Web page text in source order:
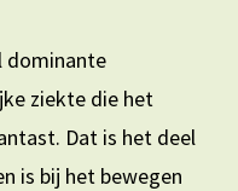
dominante
ziekte die het
Dat is het deel
is bij het bewegen